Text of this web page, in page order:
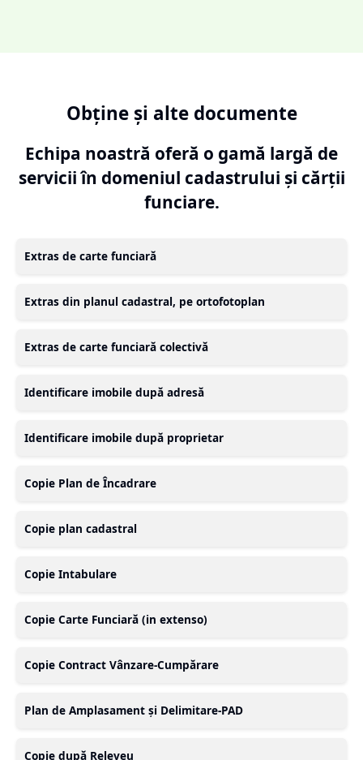
Obține și alte documente
Echipa noastră oferă o gamă largă de
servicii în domeniul cadastrului și cărții
funciare.
Extras de carte funciară
Extras din planul cadastral, pe ortofotoplan
Extras de carte funciară colectivă
Identificare imobile după adresă
Identificare imobile după proprietar
Copie Plan de Încadrare
Copie plan cadastral
Copie Intabulare
Copie Carte Funciară (in extenso)
Copie Contract Vânzare-Cumpărare
Plan de Amplasament și Delimitare-PAD
Copie după Releveu